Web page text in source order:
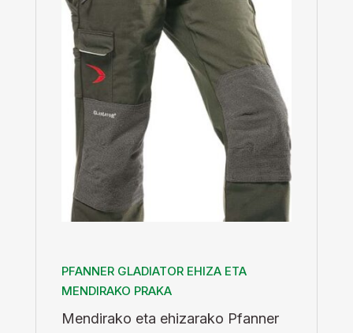
PFANNER GLADIATOR EHIZA ETA
MENDIRAKO PRAKA
Mendirako eta ehizarako Pfanner